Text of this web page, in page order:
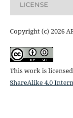
LICENSE
Copyright (c) 2026
This work is
ShareAlike 4.0